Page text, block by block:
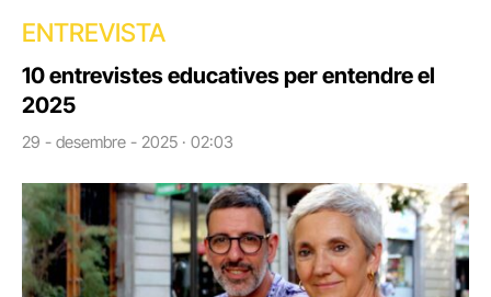
ENTREVISTA
10 entrevistes educatives per entendre el
2025
29 - desembre - 2025 · 02:03